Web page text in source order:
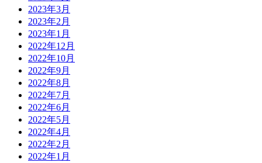
2023年3月
2023年2月
2023年1月
2022年12月
2022年10月
2022年9月
2022年8月
2022年7月
2022年6月
2022年5月
2022年4月
2022年2月
2022年1月